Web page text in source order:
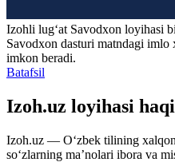
Izohli lugʻat Savodxon loyihasi
Savodxon dasturi matndagi imlo
imkon beradi.
Batafsil
Izoh.uz loyihasi
Izoh.uz — O‘zbek tilining
so‘zlarning ma’nolari ibora va